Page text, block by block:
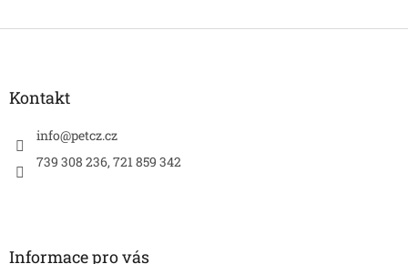
Kontakt
info@petcz.cz
739 308 236, 721 859 342
Informace pro vás